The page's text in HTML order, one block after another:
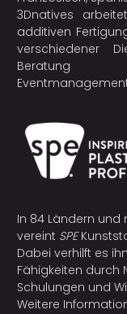
3Dnatives
additiven
verschiedener
Beratung
In 84 Ländern und
vereint SPE
Dabei verhilft es
Fähigkeiten durch
Schulungen und
Weitere